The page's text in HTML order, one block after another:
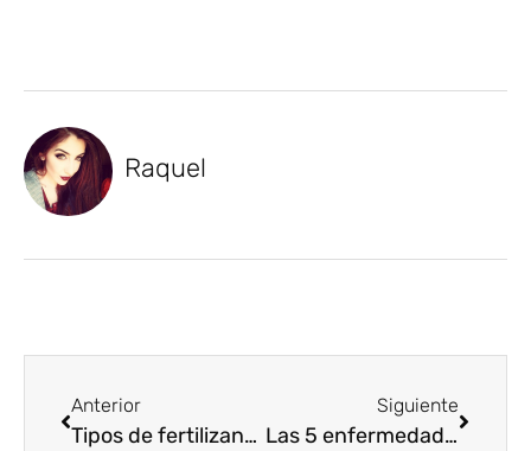
Raquel
Anterior
Tipos de fertilizantes: Usos y beneficios
Siguiente
Las 5 enfermedades del trigo más comunes